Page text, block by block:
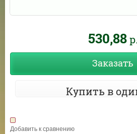
530,88 р.
Заказать
Купить в
Добавить к сравнению